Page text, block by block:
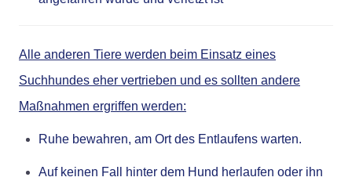
Alle anderen Tiere werden beim Einsatz eines
Suchhundes eher vertrieben und es sollten andere
Maßnahmen ergriffen werden:
Ruhe bewahren, am Ort des Entlaufens warten.
Auf keinen Fall hinter dem Hund herlaufen oder ihn